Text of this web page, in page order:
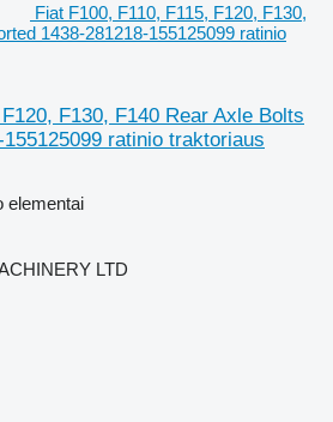
Fiat F100, F110, F115, F120, F130,
1438-281218-155125099 ratinio
F130, F140 Rear Axle Bolts
ratinio traktoriaus
elementai
LTD